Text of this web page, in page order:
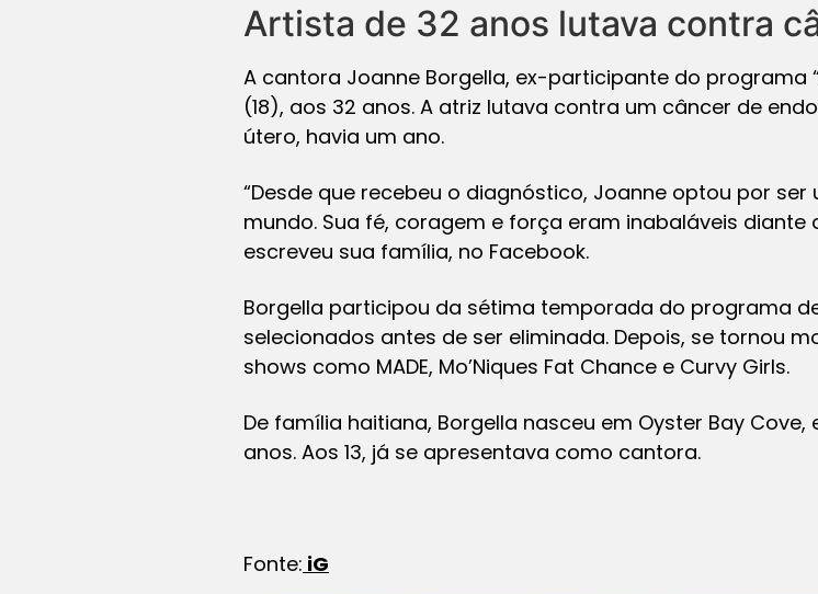
Artista de 32 anos lutava contra
A cantora Joanne Borgella, ex-participante do programa
(18), aos 32 anos. A atriz lutava contra um câncer de
útero, havia um ano.
“Desde que recebeu o diagnóstico, Joanne optou por
mundo. Sua fé, coragem e força eram inabaláveis
escreveu sua família, no Facebook.
Borgella participou da sétima temporada do programa
selecionados antes de ser eliminada. Depois, se tornou
shows como MADE, Mo’Niques Fat Chance e Curvy Girls.
De família haitiana, Borgella nasceu em Oyster Bay
anos. Aos 13, já se apresentava como cantora.
Fonte: iG